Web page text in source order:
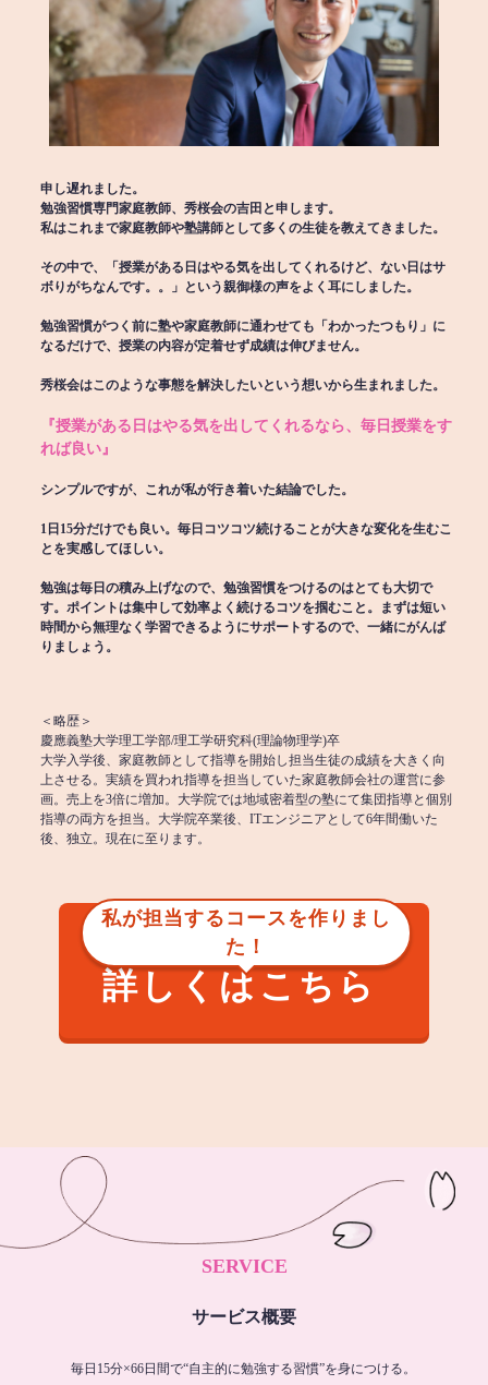
申し遅れました。
勉強習慣専門家庭教師、秀桜会の吉田と申します。
私はこれまで家庭教師や塾講師として多くの生徒を教えてきました。
その中で、「授業がある日はやる気を出してくれるけど、ない日はサ
ボりがちなんです。。」という親御様の声をよく耳にしました。
勉強習慣がつく前に塾や家庭教師に通わせても「わかったつもり」に
なるだけで、授業の内容が定着せず成績は伸びません。
秀桜会はこのような事態を解決したいという想いから生まれました。
『授業がある日はやる気を出してくれるなら、毎日授業をす
れば良い』
シンプルですが、これが私が行き着いた結論でした。
1日15分だけでも良い。毎日コツコツ続けることが大きな変化を生むこ
とを実感してほしい。
勉強は毎日の積み上げなので、勉強習慣をつけるのはとても大切で
す。ポイントは集中して効率よく続けるコツを掴むこと。まずは短い
時間から無理なく学習できるようにサポートするので、一緒にがんば
りましょう。
＜略歴＞
慶應義塾大学理工学部/理工学研究科(理論物理学)卒
大学入学後、家庭教師として指導を開始し担当生徒の成績を大きく向
上させる。実績を買われ指導を担当していた家庭教師会社の運営に参
画。売上を3倍に増加。大学院では地域密着型の塾にて集団指導と個別
指導の両方を担当。大学院卒業後、ITエンジニアとして6年間働いた
後、独立。現在に至ります。
私が担当するコースを作りまし
た！
詳しくはこちら
SERVICE
サービス概要
毎日15分×66日間で“自主的に勉強する習慣”を身につける。